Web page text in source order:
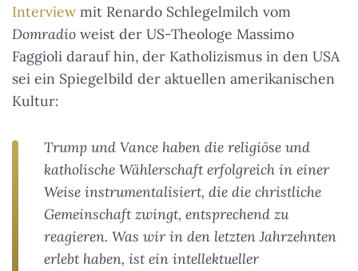
Interview mit Renardo Schlegelmilch vom
Domradio weist der US-Theologe Massimo
Faggioli darauf hin, der Katholizismus in den USA
sei ein Spiegelbild der aktuellen amerikanischen
Kultur:
Trump und Vance haben die religiöse und
katholische Wählerschaft erfolgreich in einer
Weise instrumentalisiert, die die christliche
Gemeinschaft zwingt, entsprechend zu
reagieren. Was wir in den letzten Jahrzehnten
erlebt haben, ist ein intellektueller